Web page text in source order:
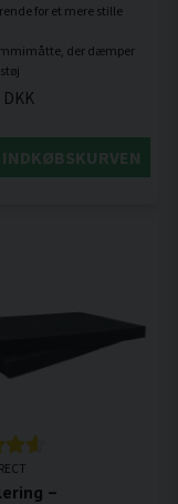
for et mere stille
der dæmper
DKK
–